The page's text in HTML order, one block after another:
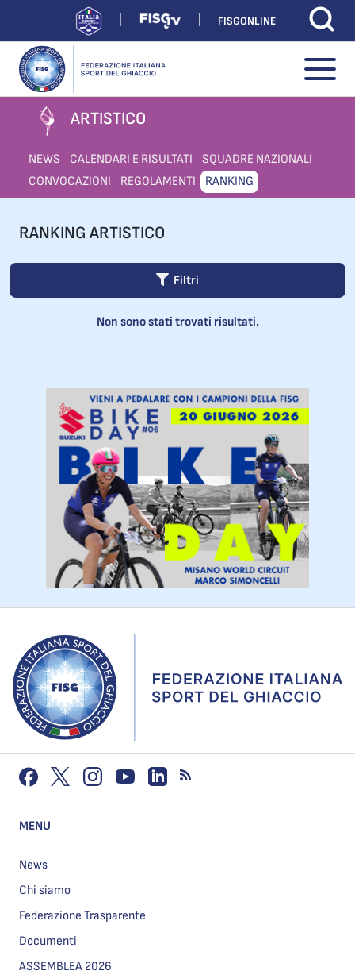
FISGONLINE
ARTISTICO
NEWS CALENDARI E RISULTATI
SQUADRE NAZIONALI
CONVOCAZIONI
REGOLAMENTI RANKING
RANKING ARTISTICO
Filtri
Non sono stati trovati risultati.
MENU
News
Chi siamo
Federazione Trasparente
Documenti
ASSEMBLEA 2026